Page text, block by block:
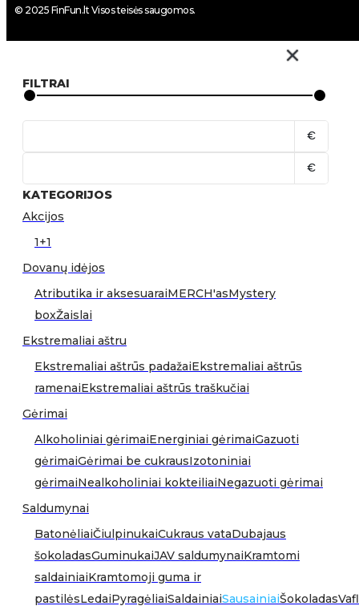
© 2025 FinFun.lt Visos teisės saugomos.
FILTRAI
€
€
KATEGORIJOS
Akcijos
1+1
Dovanų idėjos
Atributika ir aksesuaraiMERCH'asMystery
boxŽaislai
Ekstremaliai aštru
Ekstremaliai aštrūs padažaiEkstremaliai aštrūs
ramenaiEkstremaliai aštrūs traškučiai
Gėrimai
Alkoholiniai gėrimaiEnerginiai gėrimaiGazuoti
gėrimaiGėrimai be cukrausIzotoniniai
gėrimaiNealkoholiniai kokteiliaiNegazuoti gėrimai
Saldumynai
BatonėliaiČiulpinukaiCukraus vataDubajaus
šokoladasGuminukaiJAV saldumynaiKramtomi
saldainiaiKramtomoji guma ir
pastilėsLedaiPyragėliaiSaldainiaiSausainiaiŠokoladas